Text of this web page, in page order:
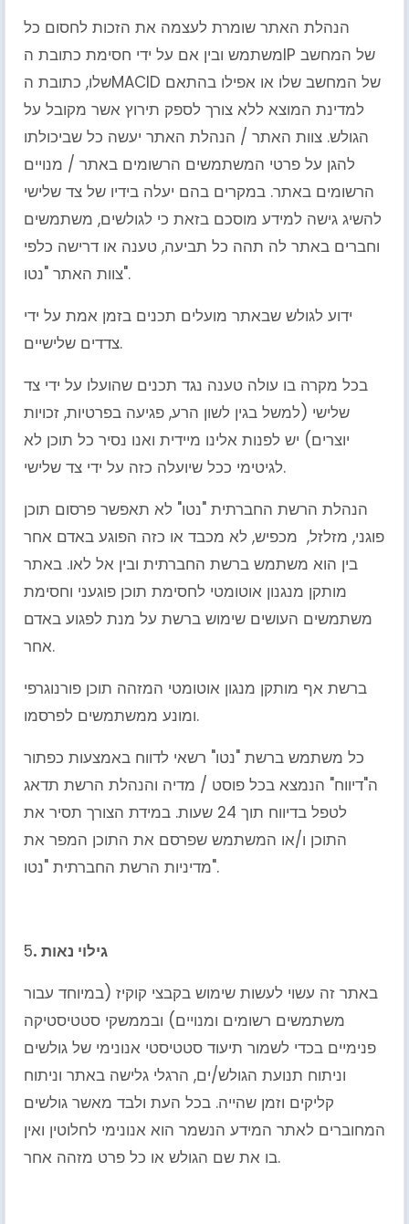
הנהלת האתר שומרת לעצמה את הזכות לחסום כל
משתמש ובין אם על ידי חסימת כתובת הIP של המחשב
שלו, כתובת הMACID של המחשב שלו או אפילו בהתאם
למדינת המוצא ללא צורך לספק תירוץ אשר מקובל על
הגולש. צוות האתר / הנהלת האתר יעשה כל שביכולתו
להגן על פרטי המשתמשים הרשומים באתר / מנויים
הרשומים באתר. במקרים בהם יעלה בידיו של צד שלישי
להשיג גישה למידע מוסכם בזאת כי לגולשים, משתמשים
וחברים באתר לה תהה כל תביעה, טענה או דרישה כלפי
צוות האתר "נטו".
ידוע לגולש שבאתר מועלים תכנים בזמן אמת על ידי
צדדים שלישיים.
בכל מקרה בו עולה טענה נגד תכנים שהועלו על ידי צד
שלישי (למשל בגין לשון הרע, פגיעה בפרטיות, זכויות
יוצרים) יש לפנות אלינו מיידית ואנו נסיר כל תוכן לא
לגיטימי ככל שיועלה כזה על ידי צד שלישי.
הנהלת הרשת החברתית "נטו" לא תאפשר פרסום תוכן
פוגני, מזלזל, מכפיש, לא מכבד או כזה הפוגע באדם אחר
בין הוא משתמש ברשת החברתית ובין אל לאו. באתר
מותקן מנגנון אוטומטי לחסימת תוכן פוגעני וחסימת
משתמשים העושים שימוש ברשת על מנת לפגוע באדם
אחר.
ברשת אף מותקן מנגון אוטומטי המזהה תוכן פורנוגרפי
ומונע ממשתמשים לפרסמו.
כל משתמש ברשת "נטו" רשאי לדווח באמצעות כפתור
ה"דיווח" הנמצא בכל פוסט / מדיה והנהלת הרשת תדאג
לטפל בדיווח תוך 24 שעות. במידת הצורך תסיר את
התוכן ו/או המשתמש שפרסם את התוכן המפר את
מדיניות הרשת החברתית "נטו".
5 . גילוי נאות
באתר זה עשוי לעשות שימוש בקבצי קוקיז (במיוחד עבור
משתמשים רשומים ומנויים) ובממשקי סטטיסטיקה
פנימיים בכדי לשמור תיעוד סטטיסטי אנונימי של גולשים
וניתוח תנועת הגולש/ים, הרגלי גלישה באתר וניתוח
קליקים וזמן שהייה. בכל העת ולבד מאשר גולשים
המחוברים לאתר המידע הנשמר הוא אנונימי לחלוטין ואין
בו את שם הגולש או כל פרט מזהה אחר.